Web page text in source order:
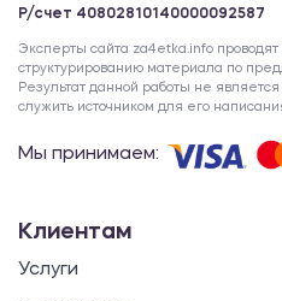
Р/счет 40802810140000092587
Эксперты сайта za4etka.info проводят
структурированию материала по
Результат данной работы не
служить источником для его
Мы принимаем:
Клиентам
Услуги